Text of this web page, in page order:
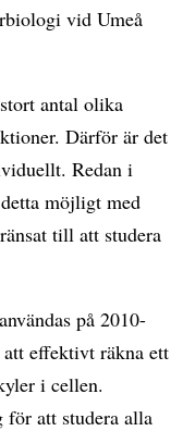
vid Umeå
antal olika
Därför är det
Redan i
möjligt med
till att studera
på 2010-
effektivt räkna ett
i cellen.
för att studera alla